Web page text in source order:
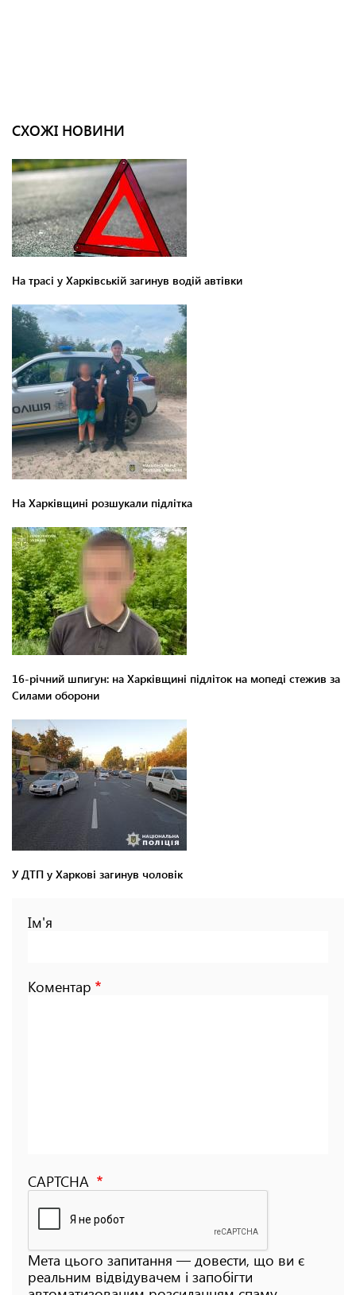
СХОЖІ НОВИНИ
На трасі у Харківській загинув водій автівки
На Харківщині розшукали підлітка
16-річний шпигун: на Харківщині підліток на мопеді стежив за
Силами оборони
У ДТП у Харкові загинув чоловік
Ім'я
Коментар
CAPTCHA
Мета цього запитання — довести, що ви є
реальним відвідувачем і запобігти